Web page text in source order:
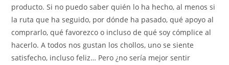
producto. Si no puedo saber quién lo ha hecho, al menos si
la ruta que ha seguido, por dónde ha pasado, qué apoyo al
comprarlo, qué favorezco o incluso de qué soy cómplice al
hacerlo. A todos nos gustan los chollos, uno se siente
satisfecho, incluso feliz… Pero ¿no sería mejor sentir